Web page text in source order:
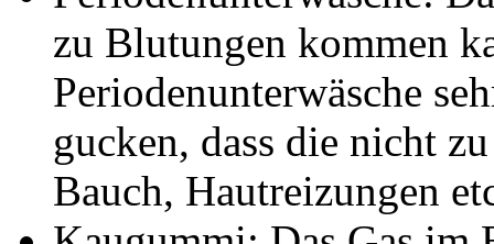
zu Blutungen kommen
Periodenunterwäsche
gucken, dass die nicht
Bauch, Hautreizungen